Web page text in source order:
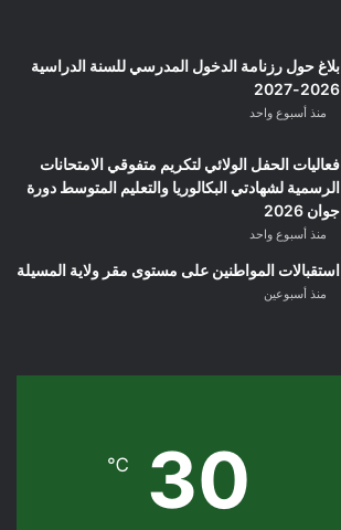
بلاغ حول رزنامة الدخول المدرسي للسنة الدراسية
2026-2027
منذ أسبوع واحد
فعاليات الحفل الولائي لتكريم متفوقي الامتحانات
الرسمية لشهادتي البكالوريا والتعليم المتوسط دورة
جوان 2026
منذ أسبوع واحد
استقبالات المواطنين على مستوى مقر ولاية المسيلة
منذ أسبوعين
30
℃